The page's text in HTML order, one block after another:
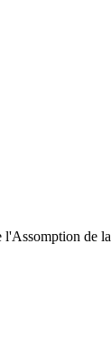
l'Assomption de la